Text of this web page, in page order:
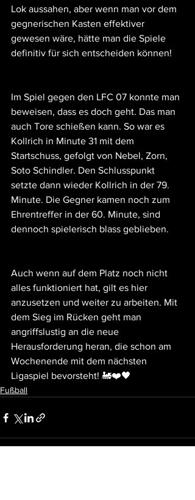
Lok aussahen, aber wenn man vor dem
gegnerischen Kasten effektiver
gewesen wäre, hätte man die Spiele
definitiv für sich entscheiden können!
Im Spiel gegen den LFC 07 konnte man
beweisen, dass es doch geht. Das man
auch Tore schießen kann. So war es
Kollrich in Minute 31 mit dem
Startschuss, gefolgt von Nebel, Zorn,
Soto Schindler. Den Schlusspunkt
setzte dann wieder Kollrich in der 79.
Minute. Die Gegner kamen noch zum
Ehrentreffer in der 60. Minute, sind
dennoch spielerisch blass geblieben.
Auch wenn auf dem Platz noch nicht
alles funktioniert hat, gilt es hier
anzusetzen und weiter zu arbeiten. Mit
dem Sieg im Rücken geht man
angriffslustig an die neue
Herausforderung heran, die schon am
Wochenende mit dem nächsten
Ligaspiel bevorsteht! 🚂❤️🖤
Fußball